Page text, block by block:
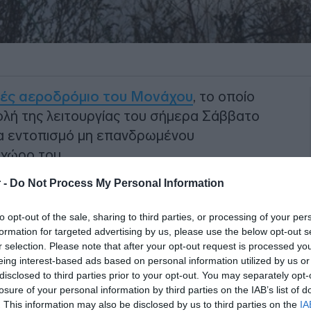
- Do Not Process My Personal Information
opt-out of the sale, sharing to third parties, or processing of your
for targeted advertising by us, please use the below opt-out
selection. Please note that after your opt-out request is processed
interest-based ads based on personal information utilized by us
to third parties prior to your opt-out. You may separately
of your personal information by third parties on the IAB’s list of
This information may also be disclosed by us to third parties on the
αεροδρόμιο του Μονάχου, το οποίο
της λειτουργίας του σήμερα Σάββατο
εντοπισμό μη επανδρωμένου
του.
πλήρως μετά από περίπου μία
τέλος στην ξαφνική ταλαιπωρία